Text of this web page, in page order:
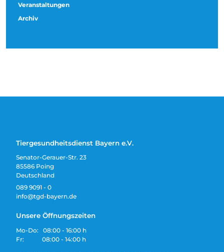
Veranstaltungen
Archiv
Tiergesundheitsdienst Bayern e.V.
Senator-Gerauer-Str. 23
85586 Poing
Deutschland
089 9091 - 0
info@tgd-bayern.de
Unsere Öffnungszeiten
Mo-Do: 08:00 - 16:00 h
Fr: 08:00 - 14:00 h